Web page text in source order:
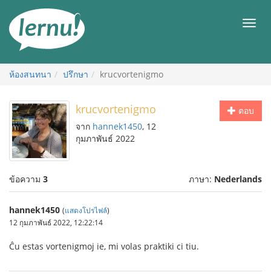
สารบัญ
เมนู
ห้องสนทนา ปรึกษา krucvortenigmo
ตอบ
krucvortenigmo
จาก hannek1450, 12
กุมภาพันธ์ 2022
ข้อความ 3 ภาษา: Nederlands
hannek1450 (แสดงโปรไฟล์)
12 กุมภาพันธ์ 2022, 12:22:14
Ĉu estas vortenigmoj ie, mi volas praktiki ci tiu.